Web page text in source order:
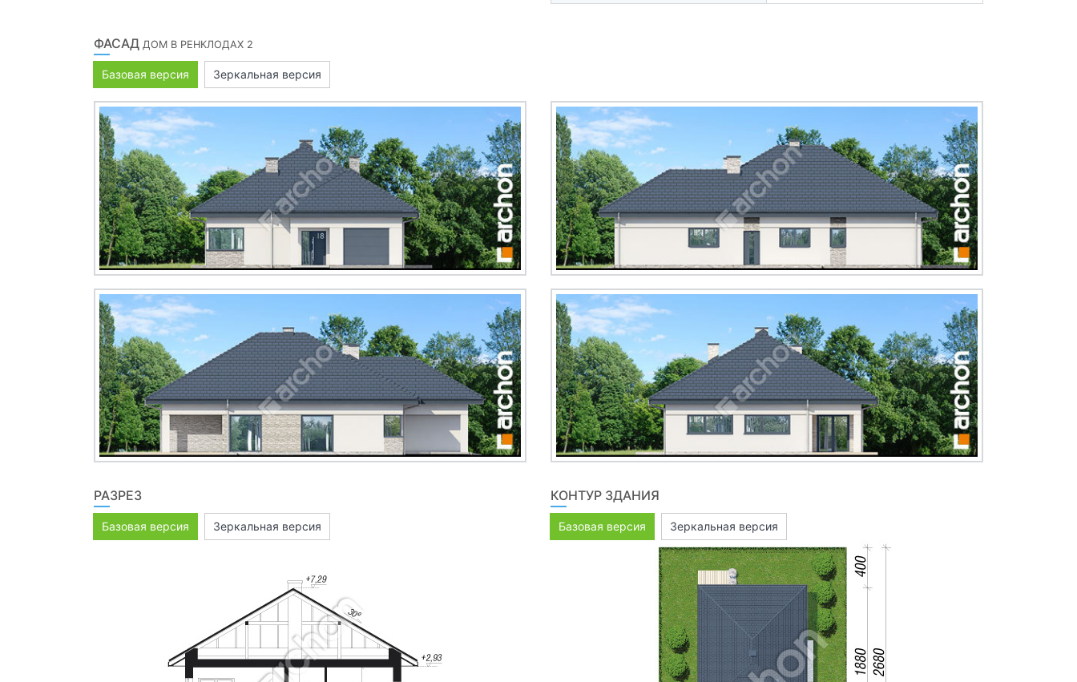
ФАСАД ДОМ В РЕНКЛОДАХ 2
Базовая версия Зеркальная версия
РАЗРЕЗ
Базовая версия Зеркальная версия
КОНТУР ЗДАНИЯ
Базовая версия Зеркальная версия